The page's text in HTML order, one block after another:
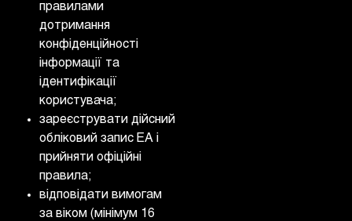
правилами
дотримання
конфіденційності
інформації та
ідентифікації
користувача;
зареєструвати дійсний
обліковий запис EA і
прийняти офіційні
правила;
відповідати вимогам
за віком (мінімум 16